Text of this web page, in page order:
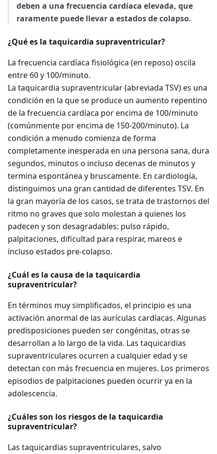
deben a una frecuencia cardíaca elevada, que
raramente puede llevar a estados de colapso.
¿Qué es la taquicardia supraventricular?
La frecuencia cardíaca fisiológica (en reposo) oscila
entre 60 y 100/minuto.
La taquicardia supraventricular (abreviada TSV) es una
condición en la que se produce un aumento repentino
de la frecuencia cardíaca por encima de 100/minuto
(comúnmente por encima de 150-200/minuto). La
condición a menudo comienza de forma
completamente inesperada en una persona sana, dura
segundos, minutos o incluso decenas de minutos y
termina espontánea y bruscamente. En cardiología,
distinguimos una gran cantidad de diferentes TSV. En
la gran mayoría de los casos, se trata de trastornos del
ritmo no graves que solo molestan a quienes los
padecen y son desagradables: pulso rápido,
palpitaciones, dificultad para respirar, mareos e
incluso estados pre-colapso.
¿Cuál es la causa de la taquicardia
supraventricular?
En términos muy simplificados, el principio es una
activación anormal de las aurículas cardíacas. Algunas
predisposiciones pueden ser congénitas, otras se
desarrollan a lo largo de la vida. Las taquicardias
supraventriculares ocurren a cualquier edad y se
detectan con más frecuencia en mujeres. Los primeros
episodios de palpitaciones pueden ocurrir ya en la
adolescencia.
¿Cuáles son los riesgos de la taquicardia
supraventricular?
Las taquicardias supraventriculares, salvo